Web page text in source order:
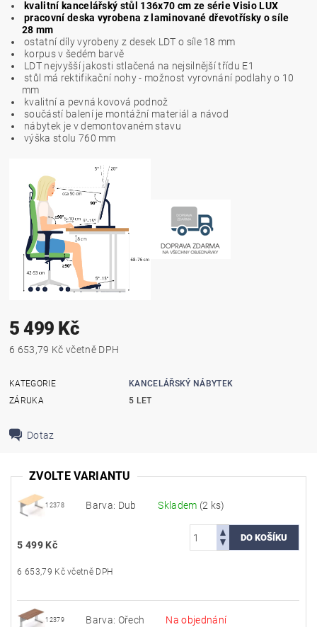
kvalitní kancelářský stůl 136x70 cm ze série Visio LUX
pracovní deska vyrobena z laminované dřevotřísky o síle
28 mm
ostatní díly vyrobeny z desek LDT o síle 18 mm
korpus v šedém barvě
LDT nejvyšší jakosti stlačená na nejsilnější třídu E1
stůl má rektifikační nohy - možnost vyrovnání podlahy o 10
mm
kvalitní a pevná kovová podnož
součástí balení je montážní materiál a návod
nábytek je v demontovaném stavu
výška stolu 760 mm
5 499 Kč
6 653,79 Kč včetně DPH
KATEGORIE
KANCELÁŘSKÝ NÁBYTEK
ZÁRUKA
5 LET
Dotaz
ZVOLTE VARIANTU
12378 Barva: Dub Skladem (2 ks)
5 499 Kč
6 653,79 Kč včetně DPH
12379 Barva: Ořech Na objednání